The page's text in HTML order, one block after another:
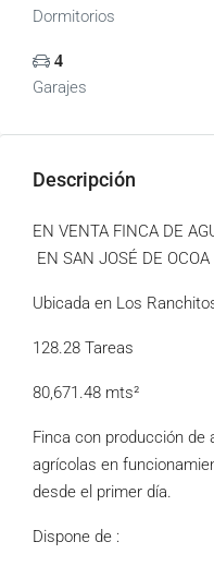
Dormitorios
4
Garajes
Descripción
EN VENTA FINCA DE
EN SAN JOSÉ DE OCOA
Ubicada en Los
128.28 Tareas
80,671.48 mts²
Finca con producción
agrícolas en
desde el primer día.
Dispone de :